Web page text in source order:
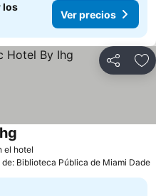
los
Ver precios
Compartir
el hotel
de: Biblioteca Pública de Miami Dade